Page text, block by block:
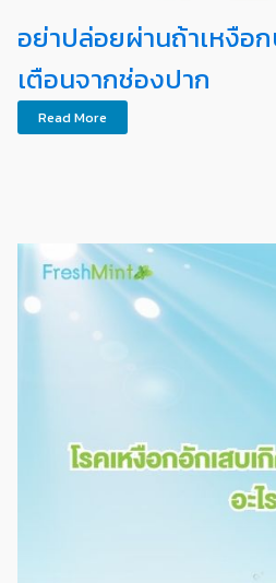
อย่าปล่อยผ่านถ้าเหงื
เตือนจากช่องปาก
Read More